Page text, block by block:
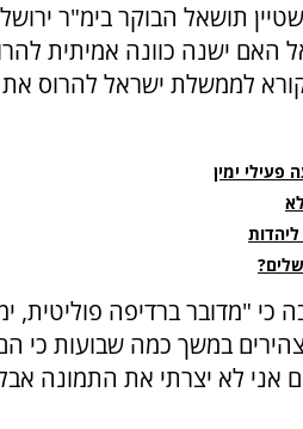
תושאל הבוקר בימ"ר
האם ישנה כוונה אמיתית
לממשלת ישראל להרוס
פעילי ימין
כי "מדובר ברדיפה פוליטית,
במשך כמה שבועות כי
אני לא יצרתי את התמונה